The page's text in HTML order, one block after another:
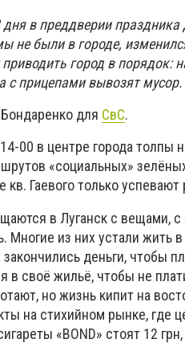
дня в преддверии
не были в городе,
приводить город в
с прицепами вывозят мусор.
для СвС.
00 в центре города толпы
«социальных»
кв. Гаевого только
в Луганск с вещами,
Многие из них устали жить
деньги, чтобы
в своё жильё, чтобы не
но жизнь кипит на
на стихийном рынке, где
«BOND» стоят 12